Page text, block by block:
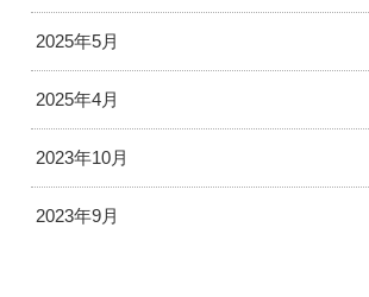
2025年5月
2025年4月
2023年10月
2023年9月